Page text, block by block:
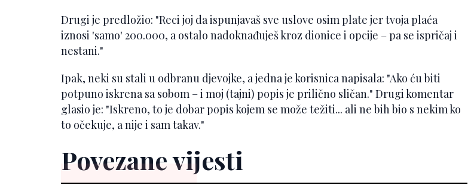
Drugi je predložio: "Reci joj da ispunjavaš sve uslove osim plate jer tvoja plaća
iznosi 'samo' 200.000, a ostalo nadoknađuješ kroz dionice i opcije – pa se ispričaj i
nestani."
Ipak, neki su stali u odbranu djevojke, a jedna je korisnica napisala: "Ako ću biti
potpuno iskrena sa sobom – i moj (tajni) popis je prilično sličan." Drugi komentar
glasio je: "Iskreno, to je dobar popis kojem se može težiti... ali ne bih bio s nekim ko
to očekuje, a nije i sam takav."
Povezane vijesti